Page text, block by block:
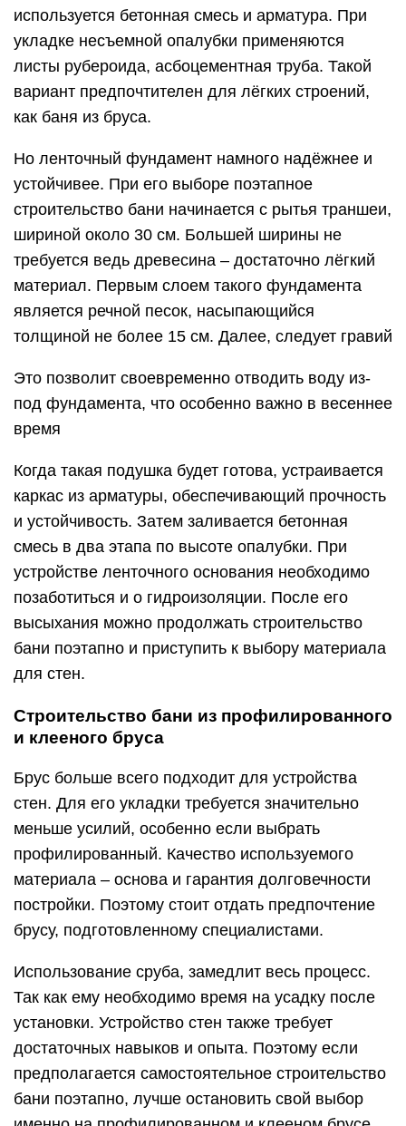
используется бетонная смесь и арматура. При
укладке несъемной опалубки применяются
листы рубероида, асбоцементная труба. Такой
вариант предпочтителен для лёгких строений,
как баня из бруса.
Но ленточный фундамент намного надёжнее и
устойчивее. При его выборе поэтапное
строительство бани начинается с рытья траншеи,
шириной около 30 см. Большей ширины не
требуется ведь древесина – достаточно лёгкий
материал. Первым слоем такого фундамента
является речной песок, насыпающийся
толщиной не более 15 см. Далее, следует гравий
Это позволит своевременно отводить воду из-
под фундамента, что особенно важно в весеннее
время
Когда такая подушка будет готова, устраивается
каркас из арматуры, обеспечивающий прочность
и устойчивость. Затем заливается бетонная
смесь в два этапа по высоте опалубки. При
устройстве ленточного основания необходимо
позаботиться и о гидроизоляции. После его
высыхания можно продолжать строительство
бани поэтапно и приступить к выбору материала
для стен.
Строительство бани из профилированного
и клееного бруса
Брус больше всего подходит для устройства
стен. Для его укладки требуется значительно
меньше усилий, особенно если выбрать
профилированный. Качество используемого
материала – основа и гарантия долговечности
постройки. Поэтому стоит отдать предпочтение
брусу, подготовленному специалистами.
Использование сруба, замедлит весь процесс.
Так как ему необходимо время на усадку после
установки. Устройство стен также требует
достаточных навыков и опыта. Поэтому если
предполагается самостоятельное строительство
бани поэтапно, лучше остановить свой выбор